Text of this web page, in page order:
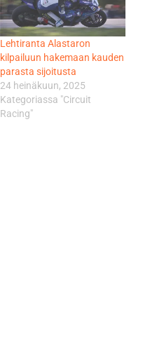
Lehtiranta Alastaron
kilpailuun hakemaan kauden
parasta sijoitusta
24 heinäkuun, 2025
Kategoriassa "Circuit
Racing"